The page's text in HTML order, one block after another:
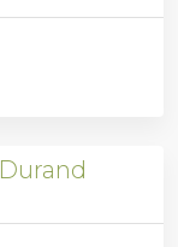
Durand